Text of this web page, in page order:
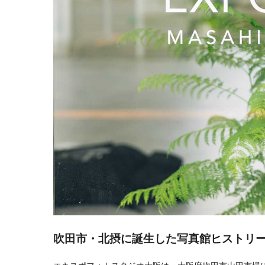
吹田市・北摂に誕生した写真館ヒストリ